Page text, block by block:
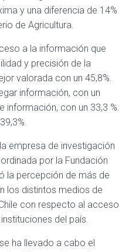
N
y una diferencia de 14%
de Agricultura.
a la información que
y precisión de la
valorada con un 45,8%.
información, con un
información, con un 33,3 %.
empresa de investigación
por la Fundación
la percepción de más de
los distintos medios de
con respecto al acceso
del país.
ha llevado a cabo el